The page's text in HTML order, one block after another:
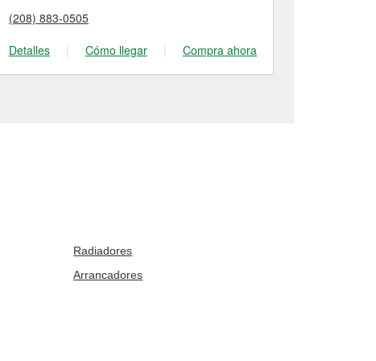
(208) 883-0505
Detalles
| Cómo llegar | Compra ahora
Radiadores
Arrancadores